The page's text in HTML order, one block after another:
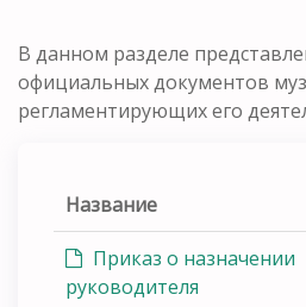
В данном разделе
официальных документов
регламентирующих его
Название
Приказ о назначении
руководителя